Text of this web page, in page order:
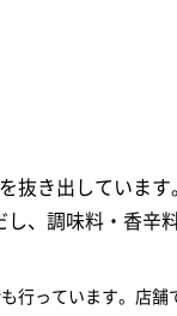
抜き出しています
、調味料・香辛
行っています。店